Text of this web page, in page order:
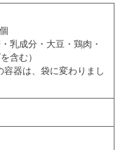
乳成分・大豆・鶏肉・
含む）
器は、袋に変わりまし